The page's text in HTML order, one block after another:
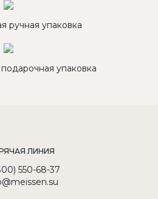
ручная упаковка
упаковка
ЛИНИЯ
550-68-37